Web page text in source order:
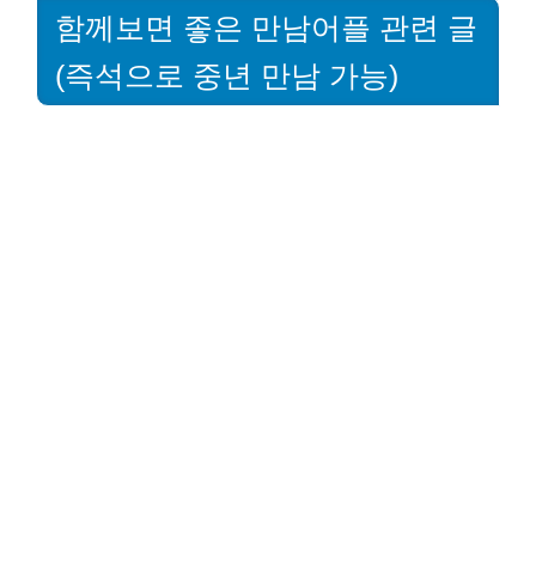
함께보면 좋은 만남어플 관련 글
(즉석으로 중년 만남 가능)